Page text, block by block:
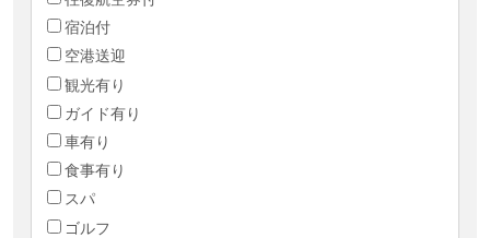
宿泊付
空港送迎
観光有り
ガイド有り
車有り
食事有り
スパ
ゴルフ